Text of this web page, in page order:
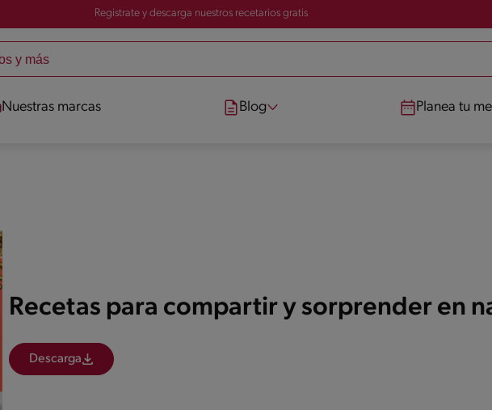
Registrate y descarga nuestros recetarios gratis
Nuestras marcas Blog Planea tu
Recetas para compartir y sorprender en
Descarga